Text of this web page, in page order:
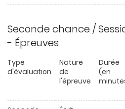
Seconde chance /
- Épreuves
Type
d'évaluation
Nature
de
l'épreuve
Durée
(en